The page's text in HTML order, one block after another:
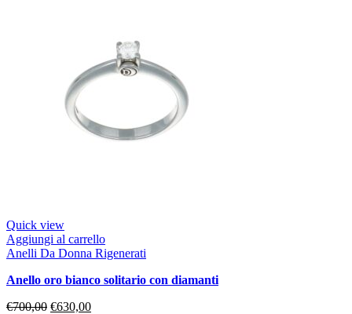
Quick view
Aggiungi al carrello
Anelli Da Donna Rigenerati
anello oro bianco solitario con diamanti
€700,00 €630,00